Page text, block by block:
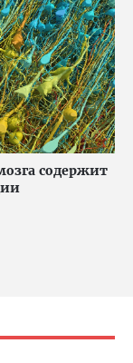
содержит